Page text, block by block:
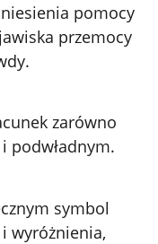
pomocy
przemocy
zarówno
podwładnym.
symbol
wyróżnienia,